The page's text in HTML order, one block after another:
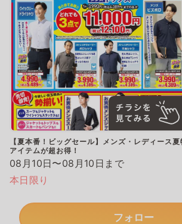
【夏本番！ビッグセール】メンズ・レディース夏
アイテムが超お得！
08月10日〜08月10日まで
本日限り
フォロー